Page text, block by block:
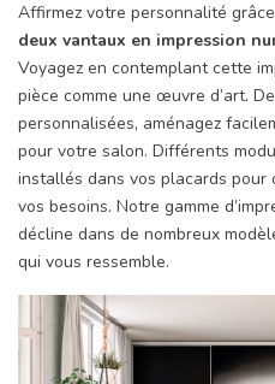
Affirmez votre personnalité
deux vantaux en impression
Voyagez en contemplant cette
pièce comme une œuvre d’art.
personnalisées, aménagez
pour votre salon. Différents
installés dans vos placards pour
vos besoins. Notre gamme
décline dans de nombreux
qui vous ressemble.